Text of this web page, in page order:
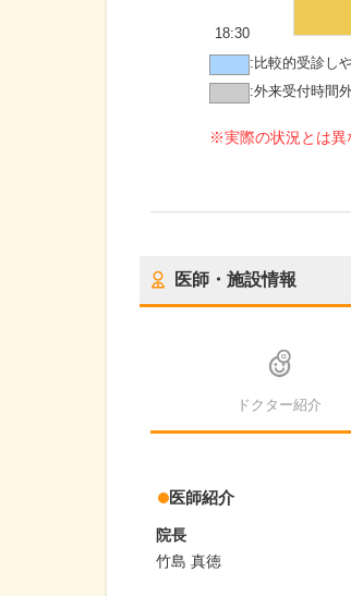
18:30
: 比較的受診し
:外来受付時間
※実際の状況とは異
医師・施設情報
ドクター紹介
医師紹介
院長
竹島 真徳